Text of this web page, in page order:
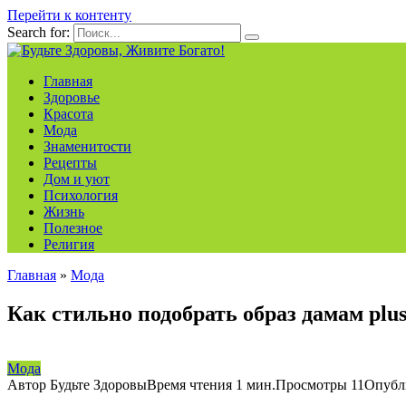
Перейти к контенту
Search for:
Главная
Здоровье
Красота
Мода
Знаменитости
Рецепты
Дом и уют
Психология
Жизнь
Полезное
Религия
Главная » Мода
Как стильно подобрать образ дамам
Мода
Автор Будьте ЗдоровыВремя чтения 1 мин.Просмотры 11